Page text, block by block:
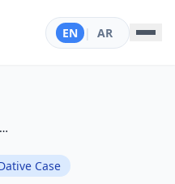
EN | AR
Prepositions with Dative: Mit, Nach, Aus, Von, Zu, Bei, Seit
Case